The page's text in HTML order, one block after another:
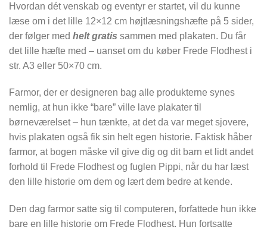
Hvordan dét venskab og eventyr er startet, vil du kunne
læse om i det lille 12×12 cm højtlæsningshæfte på 5 sider,
der følger med helt gratis sammen med plakaten. Du får
det lille hæfte med – uanset om du køber Frede Flodhest i
str. A3 eller 50×70 cm.
Farmor, der er designeren bag alle produkterne synes
nemlig, at hun ikke “bare” ville lave plakater til
børneværelset – hun tænkte, at det da var meget sjovere,
hvis plakaten også fik sin helt egen historie. Faktisk håber
farmor, at bogen måske vil give dig og dit barn et lidt andet
forhold til Frede Flodhest og fuglen Pippi, når du har læst
den lille historie om dem og lært dem bedre at kende.
Den dag farmor satte sig til computeren, forfattede hun ikke
bare en lille historie om Frede Flodhest. Hun fortsatte